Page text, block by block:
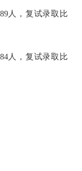
人，复试录取比
人，复试录取比